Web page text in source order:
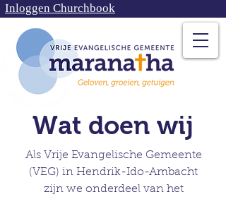
Inloggen Churchbook
Wat doen wij
Als Vrije Evangelische Gemeente
(VEG) in Hendrik-Ido-Ambacht
zijn we onderdeel van het